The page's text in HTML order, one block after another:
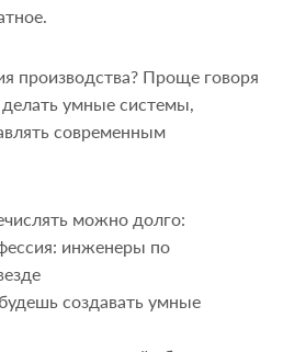
производства? Проще говоря
умные системы,
современным
можно долго:
инженеры по
создавать умные